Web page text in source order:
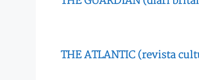
THE ATLANTIC (revista